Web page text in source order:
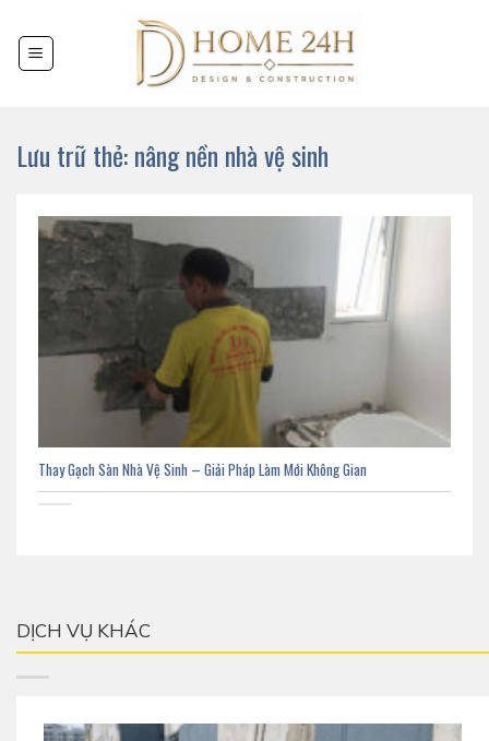
đến
nội
Lưu trữ thẻ:nâng nền nhà vệ sinh
Thay Gạch Sàn Nhà Vệ Sinh – Giải Pháp Làm Mới Không Gian
DỊCH VỤ KHÁC